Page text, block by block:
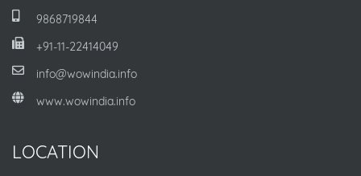
9868719844
+91-11-22414049
info@wowindia.info
www.wowindia.info
LOCATION